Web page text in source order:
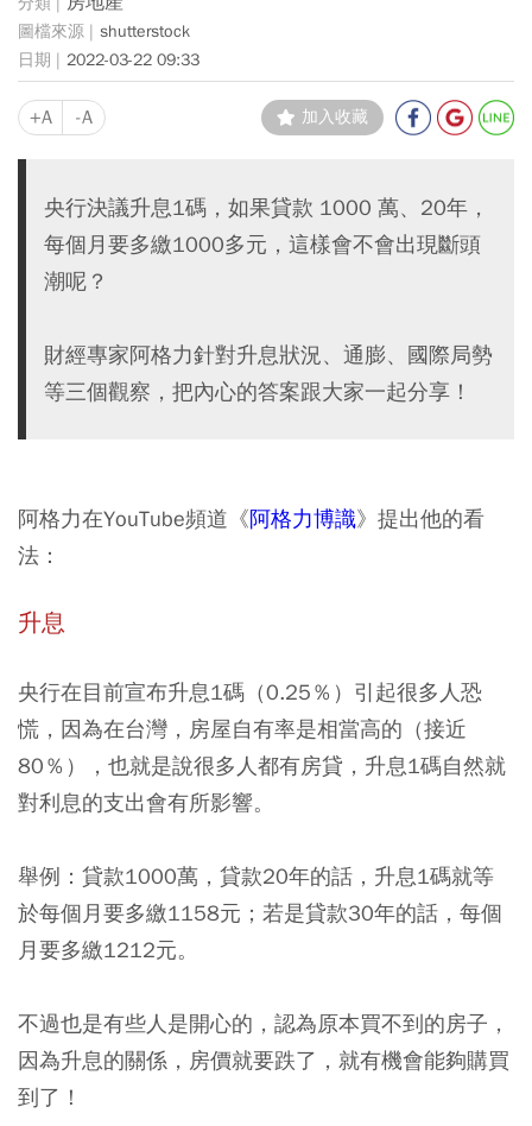
shutterstock
2022-03-22 09:33
+A -A 加入收藏
央行決議升息1碼，如果貸款 1000 萬、20年，
每個月要多繳1000多元，這樣會不會出現斷頭
潮呢？
財經專家阿格力針對升息狀況、通膨、國際局勢
等三個觀察，把內心的答案跟大家一起分享！
阿格力在YouTube頻道​《阿格力博識》提出他的看
法：
升息
央行在目前宣布升息1碼（0.25％）引起很多人恐
慌，因為在台灣，房屋自有率是相當高的（接近
80％），也就是說很多人都有房貸，升息1碼自然就
對利息的支出會有所影響。
舉例：貸款1000萬，貸款20年的話，升息1碼就等
於每個月要多繳1158元；若是貸款30年的話，每個
月要多繳1212元。
不過也是有些人是開心的，認為原本買不到的房子，
因為升息的關係，房價就要跌了，就有機會能夠購買
到了！